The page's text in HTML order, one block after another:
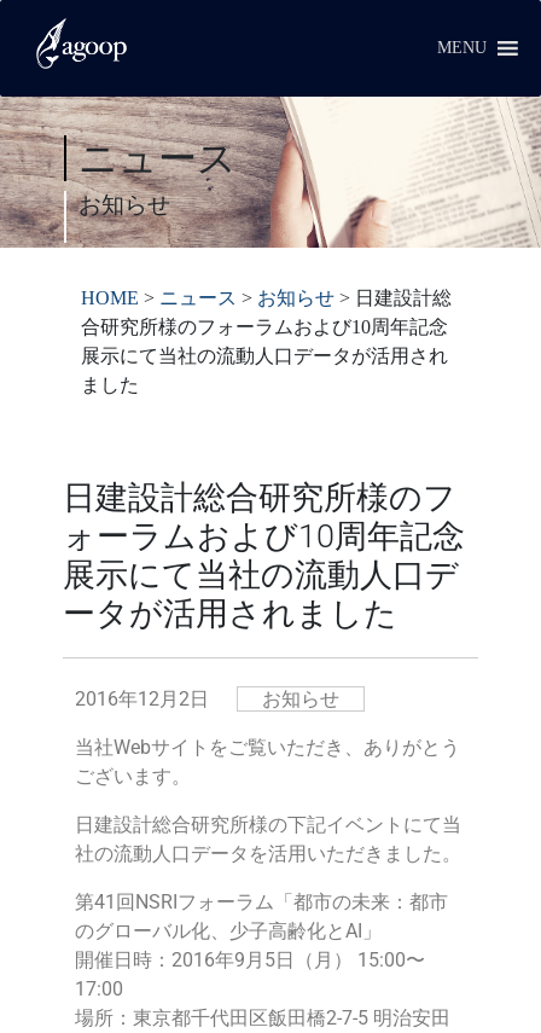
MENU
ニュース
お知らせ
HOME > ニュース > お知らせ > 日建設計総
合研究所様のフォーラムおよび10周年記念
展示にて当社の流動人口データが活用され
ました
日建設計総合研究所様のフ
ォーラムおよび10周年記念
展示にて当社の流動人口デ
ータが活用されました
2016年12月2日 お知らせ
当社Webサイトをご覧いただき、ありがとう
ございます。
日建設計総合研究所様の下記イベントにて当
社の流動人口データを活用いただきました。
第41回NSRIフォーラム「都市の未来：都市
のグローバル化、少子高齢化とAI」
開催日時：2016年9月5日（月） 15:00〜
17:00
場所：東京都千代田区飯田橋2-7-5 明治安田